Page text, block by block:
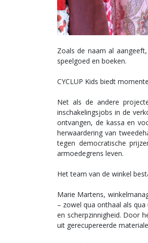
Zoals de naam al
speelgoed en boeken.
CYCLUP Kids biedt
Net als de andere
inschakelingsjobs in de
ontvangen, de kassa en
herwaardering van
tegen democratische
armoedegrens leven.
Het team van de winkel
Marie Martens,
– zowel qua onthaal als
en scherpzinnigheid. Door
uit gerecupereerde